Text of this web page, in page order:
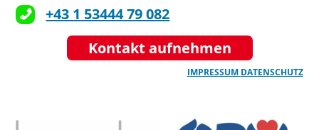
+43 1 53444 79 082
Kontakt aufnehmen
IMPRESSUM DATENSCHUTZ